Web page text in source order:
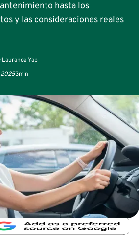
hasta los
y las consideraciones reales
Laurance Yap
20253min